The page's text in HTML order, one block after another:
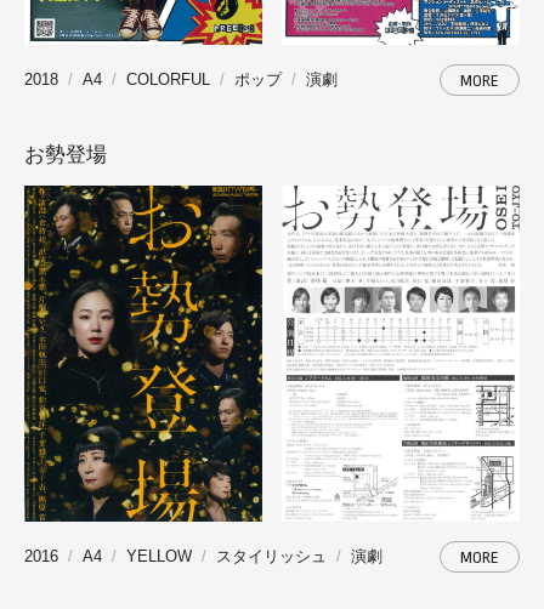
2018 A4 COLORFUL ポップ 演劇 MORE
お勢登場
2016 A4 YELLOW スタイリッシュ 演劇 MORE